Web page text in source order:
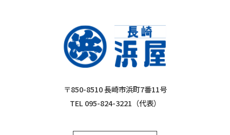
〒850-8510 長崎市浜町7番11号
TEL 095-824-3221（代表）